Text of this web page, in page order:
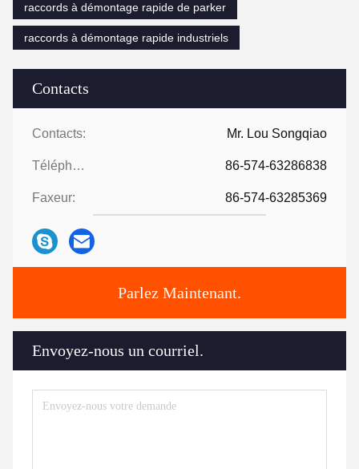
Contacts
Contacts: Mr. Lou Songqiao
Téléphone: 86-574-63286838
Faxeur: 86-574-63285369
Parlez Maintenant.
Envoyez-nous un courriel.
raccords à démontage rapide de parker
raccords à démontage rapide industriels